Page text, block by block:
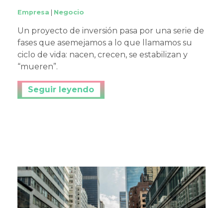
Empresa Negocio
Un proyecto de inversión pasa por una serie de
fases que asemejamos a lo que llamamos su
ciclo de vida: nacen, crecen, se estabilizan y
“mueren”.
Continuar leyendo